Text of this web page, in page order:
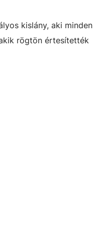
kislány, aki minden
rögtön értesítették